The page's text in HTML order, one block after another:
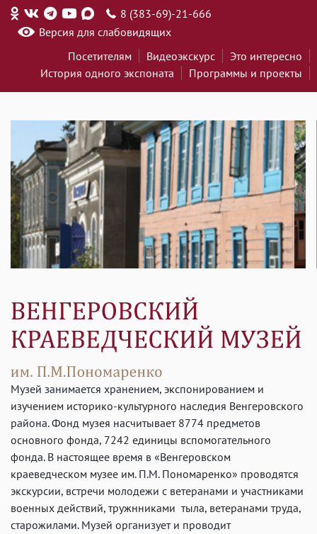
8 (383-69)-21-666
Версия для слабовидящих
Посетителям
Видеоэкскурс
Это интересно
История одного экспоната
Программы и проекты
Музей занимается хранением, экспонированием и
изучением историко-культурного наследия Венгеровского
района. Фонд музея насчитывает 8774 предметов
основного фонда, 7242 единицы вспомогательного
фонда. В настоящее время в «Венгеровском
краеведческом музее им. П.М. Пономаренко» проводятся
экскурсии, встречи молодежи с ветеранами и участниками
военных действий, тружнниками тыла, ветеранами труда,
старожилами. Музей организует и проводит